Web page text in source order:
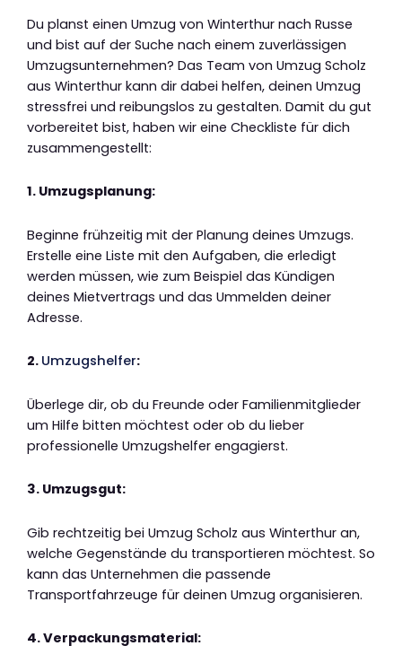
Du planst einen Umzug von Winterthur nach Russe
und bist auf der Suche nach einem zuverlässigen
Umzugsunternehmen? Das Team von Umzug Scholz
aus Winterthur kann dir dabei helfen, deinen Umzug
stressfrei und reibungslos zu gestalten. Damit du gut
vorbereitet bist, haben wir eine Checkliste für dich
zusammengestellt:
1. Umzugsplanung:
Beginne frühzeitig mit der Planung deines Umzugs.
Erstelle eine Liste mit den Aufgaben, die erledigt
werden müssen, wie zum Beispiel das Kündigen
deines Mietvertrags und das Ummelden deiner
Adresse.
2. Umzugshelfer:
Überlege dir, ob du Freunde oder Familienmitglieder
um Hilfe bitten möchtest oder ob du lieber
professionelle Umzugshelfer engagierst.
3. Umzugsgut:
Gib rechtzeitig bei Umzug Scholz aus Winterthur an,
welche Gegenstände du transportieren möchtest. So
kann das Unternehmen die passende
Transportfahrzeuge für deinen Umzug organisieren.
4. Verpackungsmaterial: